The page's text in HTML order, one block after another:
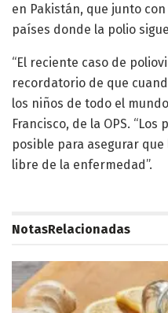
en Pakistán, que junto
países donde la polio
“El reciente caso de
recordatorio de que
los niños de todo el
Francisco, de la OPS.
posible para asegurar
libre de la enfermedad”.
NotasRelacionadas